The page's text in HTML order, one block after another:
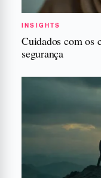
INSIGHTS
Cuidados com os
segurança